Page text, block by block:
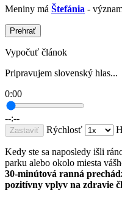
Meniny má Štefánia -
Prehrať
Vypočuť článok
Pripravujem slovenský hlas...
0:00
--:--
Zastaviť Rýchlosť
Kedy ste sa naposledy išli
parku alebo okolo miesta
30-minútová ranná
pozitívny vplyv na zdravie